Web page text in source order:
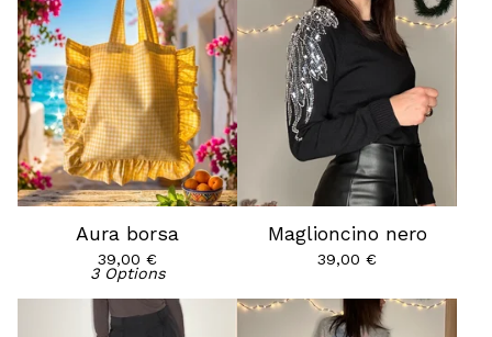
Aura borsa
39,00 €
3 Options
Maglioncino nero
39,00 €